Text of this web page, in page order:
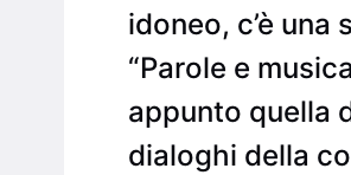
idoneo, c’è
“Parole e
appunto quella
dialoghi della